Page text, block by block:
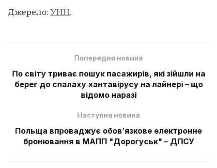
Джерело: УНН.
Попередня новина
По світу триває пошук пасажирів, які зійшли на
берег до спалаху хантавірусу на лайнері – що
відомо наразі
Наступна новина
Польща впроваджує обов’язкове електронне
бронювання в МАПП "Дорогуськ" – ДПСУ